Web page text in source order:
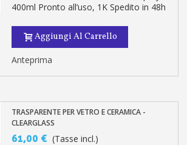
400ml Pronto all’uso, 1K Spedito in 48h
Aggiungi Al Carrello
Anteprima
TRASPARENTE PER VETRO E CERAMICA -
CLEARGLASS
61,00 € (Tasse incl.)